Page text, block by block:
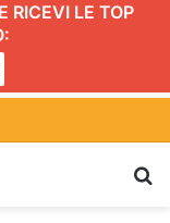
RICEVI LE TOP